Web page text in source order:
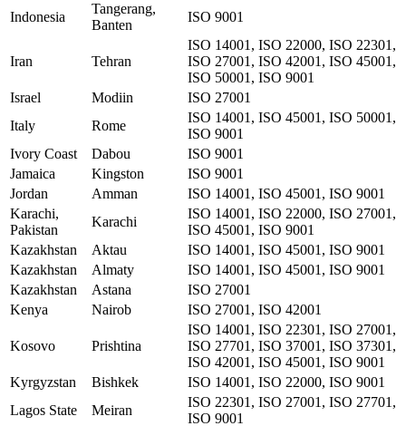
Indonesia
Tangerang,
Banten
ISO 9001
Iran Tehran
ISO 14001, ISO 22000, ISO 22301,
ISO 27001, ISO 42001, ISO 45001,
ISO 50001, ISO 9001
Israel
Modiin
ISO 27001
Italy
Rome
ISO 14001, ISO 45001, ISO 50001,
ISO 9001
Ivory Coast
Dabou
ISO 9001
Jamaica
Kingston
ISO 9001
Jordan
Amman
ISO 14001, ISO 45001, ISO 9001
Karachi,
Pakistan
Karachi
ISO 14001, ISO 22000, ISO 27001,
ISO 45001, ISO 9001
Kazakhstan
Aktau
ISO 14001, ISO 45001, ISO 9001
Kazakhstan
Almaty
ISO 14001, ISO 45001, ISO 9001
Kazakhstan
Astana
ISO 27001
Kenya
Nairob ISO 27001, ISO 42001
Kosovo Prishtina
ISO 14001, ISO 22301, ISO 27001,
ISO 27701, ISO 37001, ISO 37301,
ISO 42001, ISO 45001, ISO 9001
Kyrgyzstan
Bishkek
ISO 14001, ISO 22000, ISO 9001
Lagos State
Meiran
ISO 22301, ISO 27001, ISO 27701,
ISO 9001